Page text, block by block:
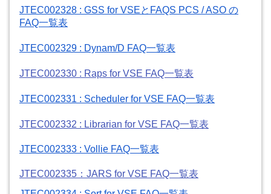
JTEC002328 : GSS for VSEと FAQS PCS / ASO の
FAQ一覧表
JTEC002329 : Dynam/D FAQ一覧表
JTEC002330 : Raps for VSE FAQ一覧表
JTEC002331 : Scheduler for VSE FAQ一覧表
JTEC002332 : Librarian for VSE FAQ一覧表
JTEC002333 : Vollie FAQ一覧表
JTEC002335：JARS for VSE FAQ一覧表